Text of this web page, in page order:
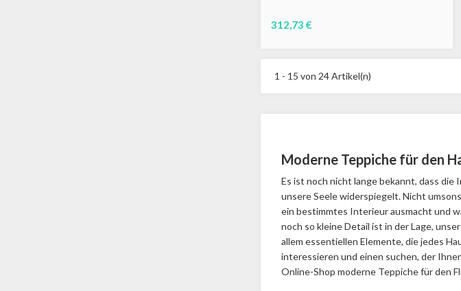
312,73 €
1 - 15 von 24 Artikel(n)
Moderne Teppiche für den
Es ist noch nicht lange bekannt, dass
unsere Seele widerspiegelt. Nicht
ein bestimmtes Interieur ausmacht und
noch so kleine Detail ist in der Lage,
allem essentiellen Elemente, die jedes
interessieren und einen suchen, der
Online-Shop moderne Teppiche für den